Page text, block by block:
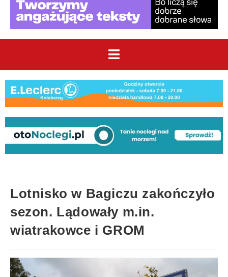
Lotnisko w Bagiczu zakończyło
sezon. Lądowały m.in.
wiatrakowce i GROM